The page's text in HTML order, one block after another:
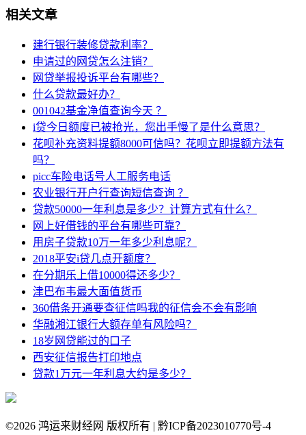
相关文章
建行银行装修贷款利率？
申请过的网贷怎么注销？
网贷举报投诉平台有哪些？
什么贷款最好办？
001042基金净值查询今天 ？
i贷今日额度已被抢光，您出手慢了是什么意思？
花呗补充资料提额8000可信吗？花呗立即提额方法有
吗？
picc车险电话号人工服务电话
农业银行开户行查询短信查询 ？
贷款50000一年利息是多少？计算方式有什么？
网上好借钱的平台有哪些可靠？
用房子贷款10万一年多少利息呢？
2018平安i贷几点开额度？
在分期乐上借10000得还多少？
津巴布韦最大面值货币
360借条开通要查征信吗我的征信会不会有影响
华融湘江银行大额存单有风险吗？
18岁网贷能过的口子
西安征信报告打印地点
贷款1万元一年利息大约是多少？
©2026 鸿运来财经网 版权所有 | 黔ICP备2023010770号-4